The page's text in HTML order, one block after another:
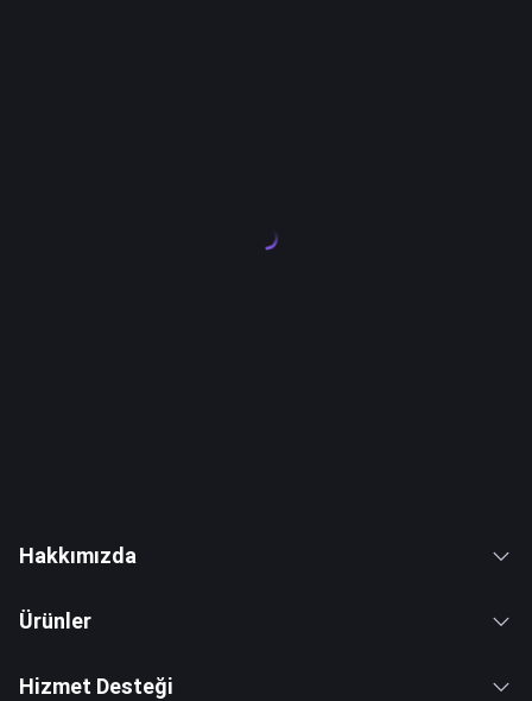
Hakkımızda
Ürünler
Hizmet Desteği